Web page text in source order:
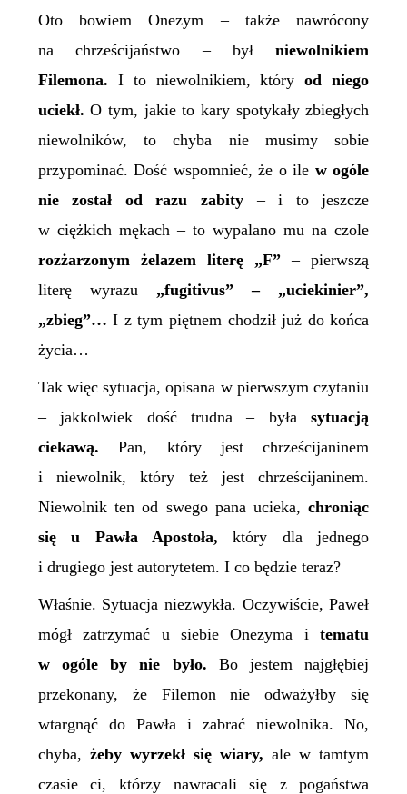
Oto bowiem Onezym – także nawrócony
na chrześcijaństwo – byłniewolnikiem
Filemona. I to niewolnikiem, któryod niego
uciekł.O tym, jakie to kary spotykały zbiegłych
niewolników, to chyba nie musimy sobie
przypominać. Dość wspomnieć, że o ile w ogóle
nie został od razu zabity – i to jeszcze
w ciężkich mękach – to wypalano mu na czole
rozżarzonym żelazem literę „F” – pierwszą
literę wyrazu „fugitivus” – „uciekinier”,
„zbieg”… I z tym piętnem chodził już do końca
życia…
Tak więc sytuacja, opisana w pierwszym czytaniu
– jakkolwiek dość trudna – byłasytuacją
ciekawą.Pan, który jest chrześcijaninem
i niewolnik, który też jest chrześcijaninem.
Niewolnik ten od swego pana ucieka,chroniąc
się u Pawła Apostoła,który dla jednego
i drugiego jest autorytetem. I co będzie teraz?
Właśnie. Sytuacja niezwykła. Oczywiście, Paweł
mógł zatrzymać u siebie Onezyma itematu
w ogóle by nie było. Bo jestem najgłębiej
przekonany, że Filemon nie odważyłby się
wtargnąć do Pawła i zabrać niewolnika. No,
chyba, żeby wyrzekł się wiary, ale wtamtym
czasieci, którzy nawracali się z pogaństwa